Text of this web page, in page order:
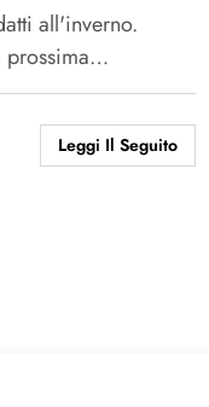
all'inverno.
prossima…
Leggi Il Seguito